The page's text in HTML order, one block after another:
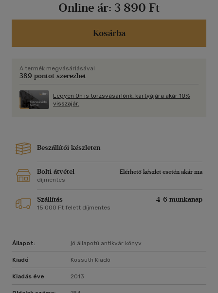
Online ár: 3 890 Ft
Kosárba
A termék megvásárlásával
389 pontot szerezhet
Legyen Ön is törzsvásárlónk, kártyájára akár 10%
visszajár.
Beszállítói készleten
Bolti átvétel
Elérhető készlet esetén akár ma
díjmentes
Szállítás 4-6 munkanap
15 000 Ft felett díjmentes
Állapot: jó állapotú antikvár könyv
Kiadó Kossuth Kiadó
Kiadás éve 2013